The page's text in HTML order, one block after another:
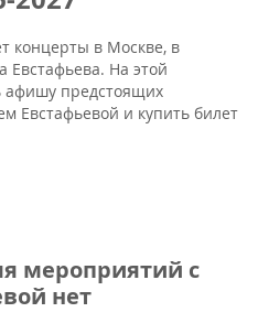
концерты в Москве, в
Евстафьева. На этой
афишу предстоящих
Евстафьевой и купить билет
мероприятий с
нет